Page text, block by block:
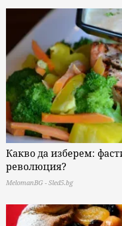
Какво да изберем:
революция?
MelomanBG - Sled5.bg